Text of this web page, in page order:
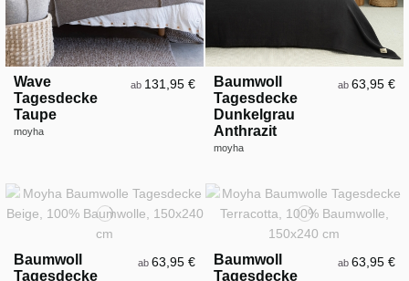
Wave
Tagesdecke
Taupe
moyha
ab 131,95 €
Baumwoll
Tagesdecke
Dunkelgrau
Anthrazit
moyha
ab 63,95 €
Baumwoll
Tagesdecke
ab63,95 €
Baumwoll
Tagesdecke
ab 63,95 €